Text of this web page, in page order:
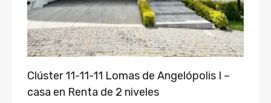
Clúster 11-11-11 Lomas de Angelópolis I –
casa en Renta de 2 niveles